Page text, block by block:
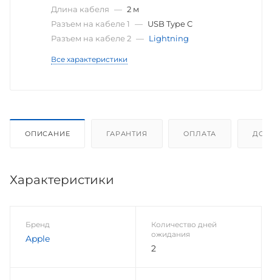
Длина кабеля — 2 м
Разъем на кабеле 1
— USB Type C
Разъем на кабеле 2 — Lightning
Все характеристики
ОПИСАНИЕ ГАРАНТИЯ ОПЛАТА
Характеристики
Бренд
Apple
Количество дней
ожидания
2